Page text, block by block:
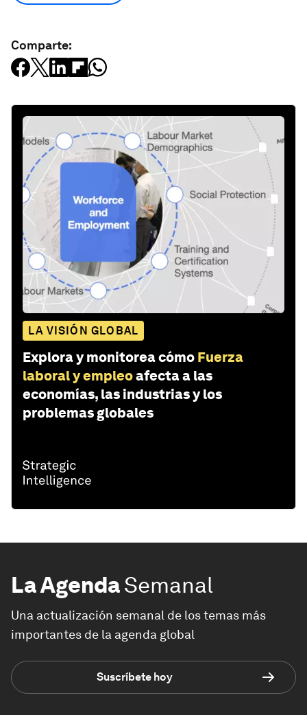
Comparte:
LA VISIÓN GLOBAL
Explora y monitorea cómo Fuerza
laboral y empleoafecta a las
economías, las industrias y los
problemas globales
La AgendaSemanal
Una actualización semanal de los temas más
importantes de la agenda global
Suscríbete hoy